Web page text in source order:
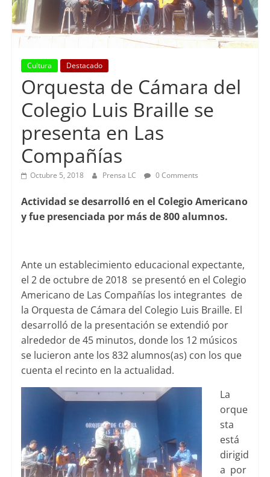
Cultura Destacado
Orquesta de Cámara del
Colegio Luis Braille se
presenta en Las
Compañías
Octubre 5, 2018 Prensa LC 0 Comments
Actividad se desarrolló en el Colegio Americano
y fue presenciada por más de 800 alumnos.
Ante un establecimiento educacional expectante,
el 2 de octubre de 2018 se presentó en el Colegio
Americano de Las Compañías los integrantes de
la Orquesta de Cámara del Colegio Luis Braille. El
desarrolló de la presentación se extendió por
alrededor de 45 minutos, donde los 12 músicos
se lucieron ante los 832 alumnos(as) con los que
cuenta el recinto en la actualidad.
La
orque
sta
está
dirigid
a por